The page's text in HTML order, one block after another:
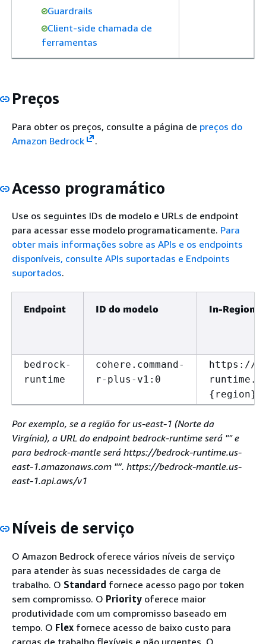
Guardrails
Client-side chamada de
ferramentas
Preços
Para obter os preços, consulte a página de preços do
Amazon Bedrock
.
Acesso programático
Use os seguintes IDs de modelo e URLs de endpoint
para acessar esse modelo programaticamente. Para
obter mais informações sobre as APIs e os endpoints
disponíveis, consulte APIs suportadas e Endpoints
suportados.
Endpoint ID do modelo In-Region
bedrock-
runtime
cohere.command-
r-plus-v1:0
https://
runtime.
{
Por exemplo, se a região for us-east-1 (Norte da
Virgínia), a URL do endpoint bedrock-runtime será "" e
para bedrock-mantle será https://bedrock-runtime.us-
east-1.amazonaws.com "“. https://bedrock-mantle.us-
east-1.api.aws/v1
Níveis de serviço
O Amazon Bedrock oferece vários níveis de serviço
para atender às suas necessidades de carga de
trabalho. O Standard fornece acesso pago por token
sem compromisso. O Priority oferece maior
produtividade com um compromisso baseado em
tempo. O Flex fornece acesso de baixo custo para
cargas de trabalho flexíveis e não urgentes. O